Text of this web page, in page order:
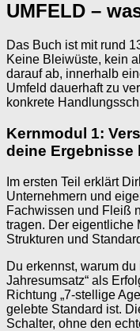
UMFELD –
Das Buch ist mit rund
Keine Bleiwüste, kein
darauf ab, innerhalb
Umfeld dauerhaft zu
konkrete
Kernmodul 1:
deine Ergebnisse
Im ersten Teil erklärt
Unternehmern und
Fachwissen und Fleiß
tragen. Der eigentliche
Strukturen und
Du erkennst, warum
Jahresumsatz“ als
Richtung „7-stellige
gelebte Standard ist.
Schalter, ohne den